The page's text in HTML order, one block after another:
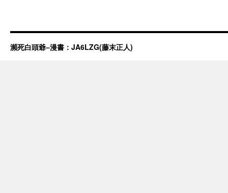
瀕死白頭爺–漫書：JA6LZG(藤末正人)